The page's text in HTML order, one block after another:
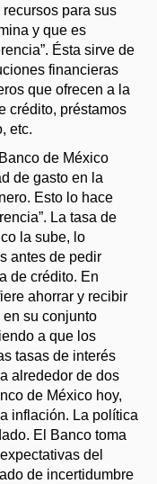
para sus
y que es
Ésta sirve de
financieras
que ofrecen a la
crédito, préstamos
etc.
de México
de gasto en la
Esto lo hace
La tasa de
la sube, lo
antes de pedir
de crédito. En
ahorrar y recibir
en su conjunto
a que los
tasas de interés
alrededor de dos
de México hoy,
inflación. La política
El Banco toma
del
de incertidumbre